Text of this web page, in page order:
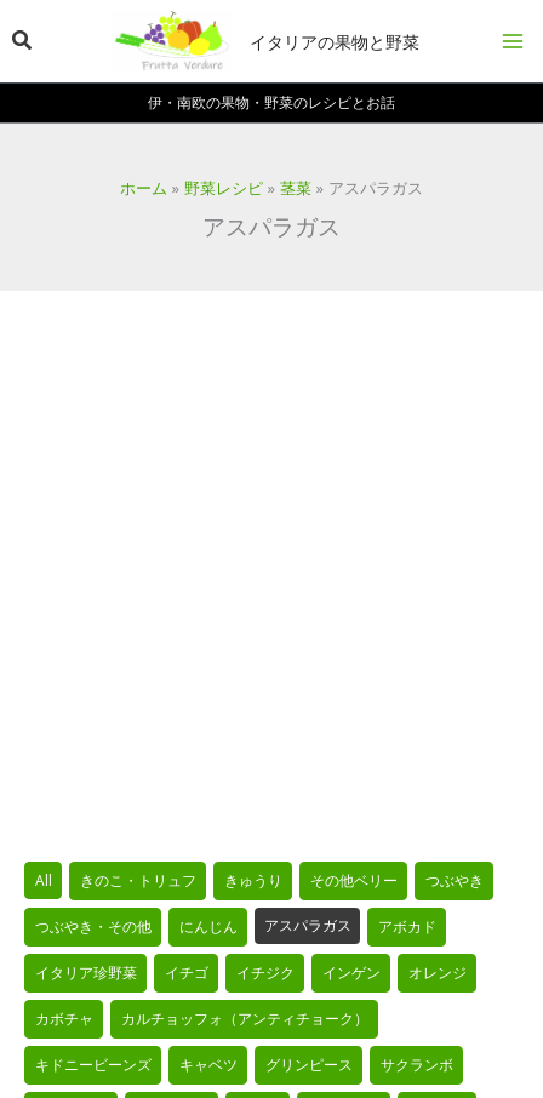
容
ス
キ
検
イタリアの果物と野菜
伊・南欧の果物・野菜のレシピとお話
ホーム 野菜レシピ 茎菜 アスパラガス
アスパラガス
Filter
posts
by
category
All きのこ・トリュフ きゅうり その他ベリー つぶやき
つぶやき・その他 にんじん アスパラガス アボカド
イタリア珍野菜 イチゴ イチジク インゲン オレンジ
カボチャ カルチョッフォ（アンティチョーク）
キドニービーンズ キャベツ グリンピース サクランボ